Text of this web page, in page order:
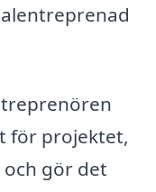
för projektet,
gör det